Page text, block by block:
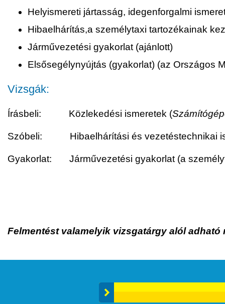
Helyismereti jártasság, idegenforgalmi
Hibaelhárítás,a személytaxi tartozékainak
Járművezetési gyakorlat (ajánlott)
Elsősegélynyújtás (gyakorlat) (az Országos
Vizsgák:
Írásbeli: Közlekedési ismeretek (
Szóbeli: Hibaelhárítási és vezetéstechnikai
Gyakorlat: Járművezetési gyakorlat (a
Felmentést valamelyik vizsgatárgy alól